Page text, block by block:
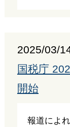
2025/03/
国税庁
開始
報道によ